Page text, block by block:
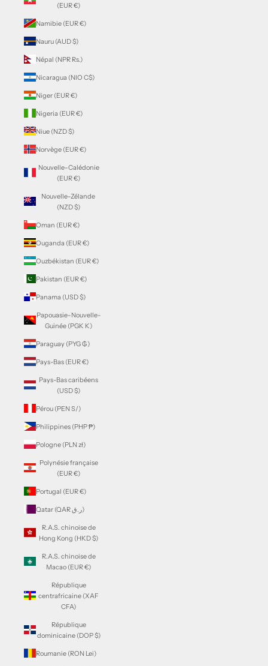
(EUR €)
Namibie (EUR €)
Nauru (AUD $)
Népal (NPR Rs.)
Nicaragua (NIO C$)
Niger (EUR €)
Nigeria (EUR €)
Niue (NZD $)
Norvège (EUR €)
Nouvelle-Calédonie
(EUR €)
Nouvelle-Zélande
(NZD $)
Oman (EUR €)
Ouganda (EUR €)
Ouzbékistan (EUR €)
Pakistan (EUR €)
Panama (USD $)
Papouasie-Nouvelle-
Guinée (PGK K)
Paraguay (PYG ₲)
Pays-Bas (EUR €)
Pays-Bas caribéens
(USD $)
Pérou (PEN S/)
Philippines (PHP ₱)
Pologne (PLN zł)
Polynésie française
(EUR €)
Portugal (EUR €)
Qatar (QAR ر.ق)
R.A.S. chinoise de
Hong Kong (HKD $)
R.A.S. chinoise de
Macao (EUR €)
République
centrafricaine (XAF
CFA)
République
dominicaine (DOP $)
Roumanie (RON Lei)